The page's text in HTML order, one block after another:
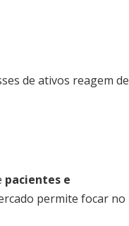
de ativos reagem de
pacientes e
permite focar no